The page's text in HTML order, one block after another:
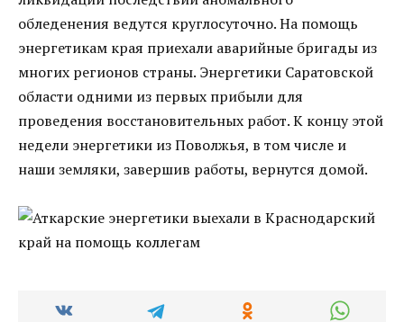
обледенения ведутся круглосуточно. На помощь
энергетикам края приехали аварийные бригады из
многих регионов страны. Энергетики Саратовской
области одними из первых прибыли для
проведения восстановительных работ. К концу этой
недели энергетики из Поволжья, в том числе и
наши земляки, завершив работы, вернутся домой.